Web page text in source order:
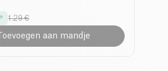
1.29 €
Toevoegen aan mandje